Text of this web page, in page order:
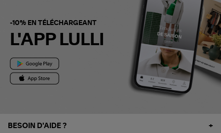
-10% EN TÉLÉCHARGEANT
L'APP LULLI
BESOIN D'AIDE ?